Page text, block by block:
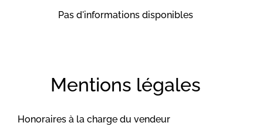
Pas d'informations disponibles
Mentions légales
Honoraires à la charge du vendeur